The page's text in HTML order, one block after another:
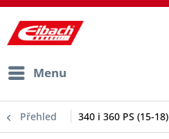
Menu
Přehled 340 i 360 PS (15-18)